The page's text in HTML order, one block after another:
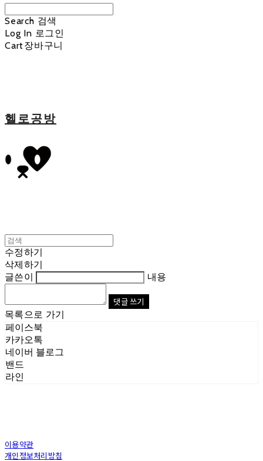
Search 검색
Log In 로그인
Cart장바구니
헬로공방
수정하기
삭제하기
글쓴이
내용
댓글 쓰기
목록으로 가기
페이스북
카카오톡
네이버 블로그
밴드
라인
이용약관
개인정보처리방침